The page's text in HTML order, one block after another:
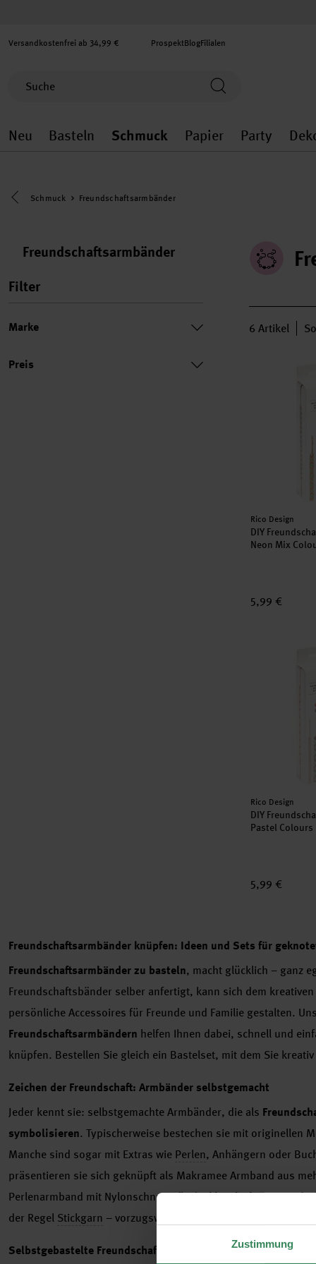
Zustimmung
Versandkostenfrei ab 34,99 € ProspektBlogFilialen
Neu
Neu general.openMenu
Basteln
Basteln general.openMenu
Schmuck
Schmuck
Papier
Papier
Party
Eine Kategorie zurück navigieren
Schmuck Freundschaftsarmbänder
Freundschaftsarmbänder
Filter
Marke
Preis
Preis
6 Artikel
Hersteller:
Rico Design
DIY
Neon Mix
5,99 €
Hersteller:
Rico Design
DIY
Pastel Colours
5,99 €
Freundschaftsarmbänder knüpfen: Ideen und Sets für
Freundschaftsarmbänder zu basteln, macht glücklich – ganz
Freundschaftsbänder selber anfertigt, kann sich dem
persönliche Accessoires für Freunde und Familie gestalten.
Freundschaftsarmbändern helfen Ihnen dabei, schnell und
knüpfen. Bestellen Sie gleich ein Bastelset, mit dem Sie
Zeichen der Freundschaft: Armbänder selbstgemacht
Jeder kennt sie: selbstgemachte Armbänder, die als
symbolisieren. Typischerweise bestechen sie mit originellen
Manche sind sogar mit Extras wie Perlen, Anhängern oder
präsentieren sie sich geknüpft als Makramee Armband aus
Perlenarmband mit Nylonschnur. Für dieklassischen
der Regel Stickgarn – vorzugsweise aus Baumwolle – verwendet.
Selbstgebastelte Freundschaftsbänder: Ein Geschenk mit